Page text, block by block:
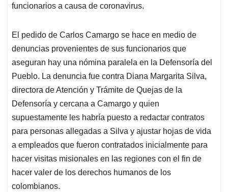
funcionarios a causa de coronavirus.
El pedido de Carlos Camargo se hace en medio de
denuncias provenientes de sus funcionarios que
aseguran hay una nómina paralela en la Defensoría del
Pueblo. La denuncia fue contra Diana Margarita Silva,
directora de Atención y Trámite de Quejas de la
Defensoría y cercana a Camargo y quien
supuestamente les habría puesto a redactar contratos
para personas allegadas a Silva y ajustar hojas de vida
a empleados que fueron contratados inicialmente para
hacer visitas misionales en las regiones con el fin de
hacer valer de los derechos humanos de los
colombianos.